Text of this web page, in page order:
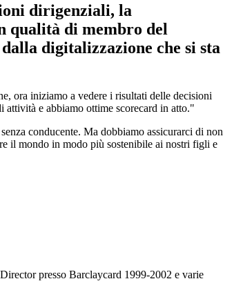
dirigenziali, la
qualità di membro del
digitalizzazione che si sta
ora iniziamo a vedere i risultati delle decisioni
e abbiamo ottime scorecard in atto."
conducente. Ma dobbiamo assicurarci di non
il mondo in modo più sostenibile ai nostri figli e
presso Barclaycard 1999-2002 e varie